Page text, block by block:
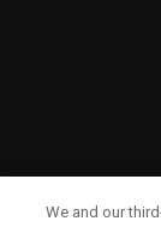
We and our